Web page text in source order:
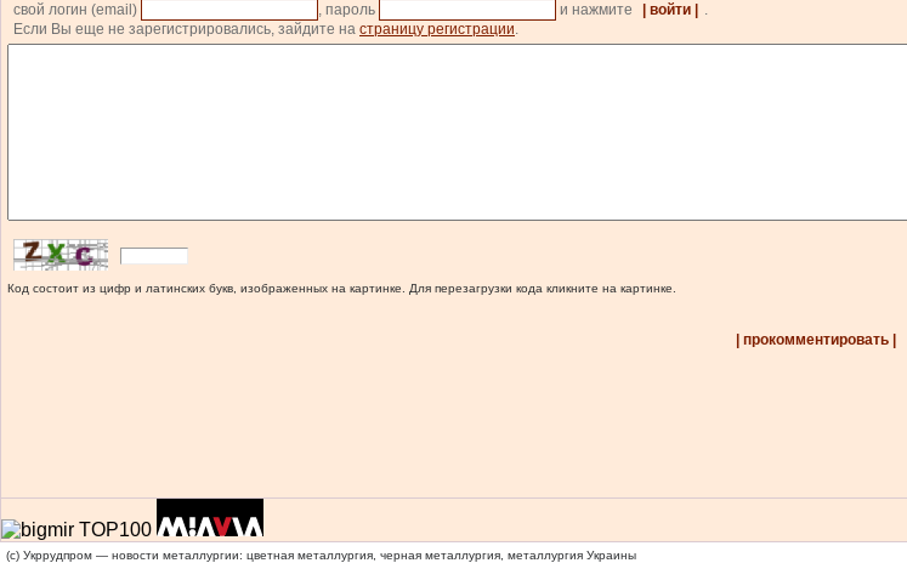
свой логин (email)
, пароль и нажмите | войти |
.
Если Вы еще не зарегистрировались, зайдите на страницу регистрации.
Код состоит из цифр и латинских букв, изображенных на картинке. Для перезагрузки кода кликните на картинке.
| прокомментировать |
(c) Укррудпром — новости металлургии: цветная металлургия, черная металлургия, металлургия Украины